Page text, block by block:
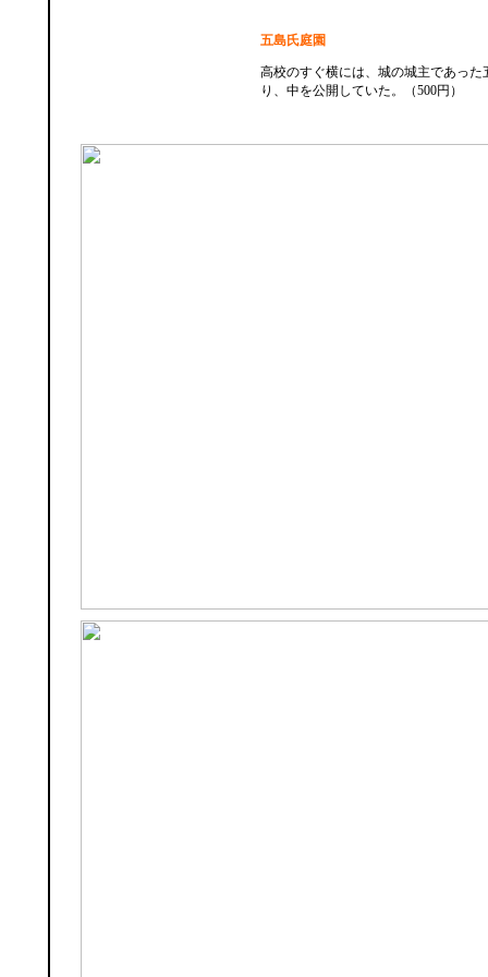
五島氏庭園
高校のすぐ横には、城の城主であった
り、中を公開していた。（500円）